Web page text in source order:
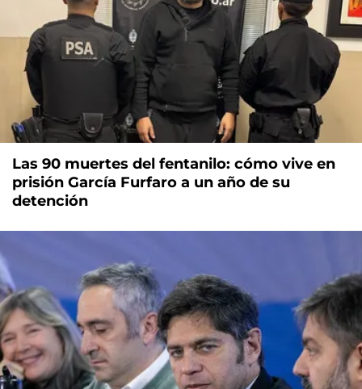
Las 90 muertes del fentanilo: cómo vive en
prisión García Furfaro a un año de su
detención